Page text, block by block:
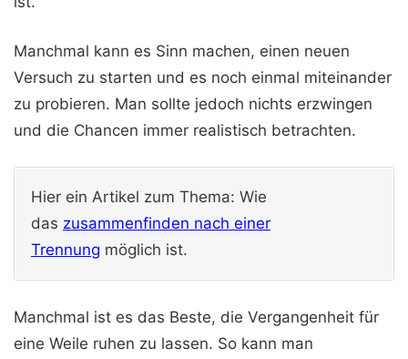
Manchmal kann es Sinn machen, einen neuen
Versuch zu starten und es noch einmal miteinander
zu probieren. Man sollte jedoch nichts erzwingen
und die Chancen immer realistisch betrachten.
Hier ein Artikel zum Thema: Wie
das zusammenfinden nach einer
Trennung möglich ist.
Manchmal ist es das Beste, die Vergangenheit für
eine Weile ruhen zu lassen. So kann man